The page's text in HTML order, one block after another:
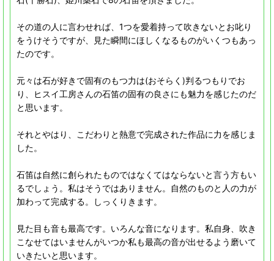
その道の人に言わせれば、1つを愛着持って吹きないとお叱り
をうけそうですが、見た瞬間にほしくなるものがいくつもあっ
たのです。
元々は石が好きで固有のもつ力は(おそらく)判るつもりでお
り、ヒスイ工房さんの石笛の固有の良さにも魅力を感じたのだ
と思います。
それとやはり、こだわりと熱意で完成された作品に力を感じま
した。
石笛は自然に創られたものではなくてはならないと言う方もい
るでしょう。私はそうではありません。自然のものと人の力が
加わって完成する。しっくりきます。
見た目も音も最高です。いろんな音になります。私自身、吹き
こなせてはいませんがいつか私も最高の音が出せるよう磨いて
いきたいと思います。